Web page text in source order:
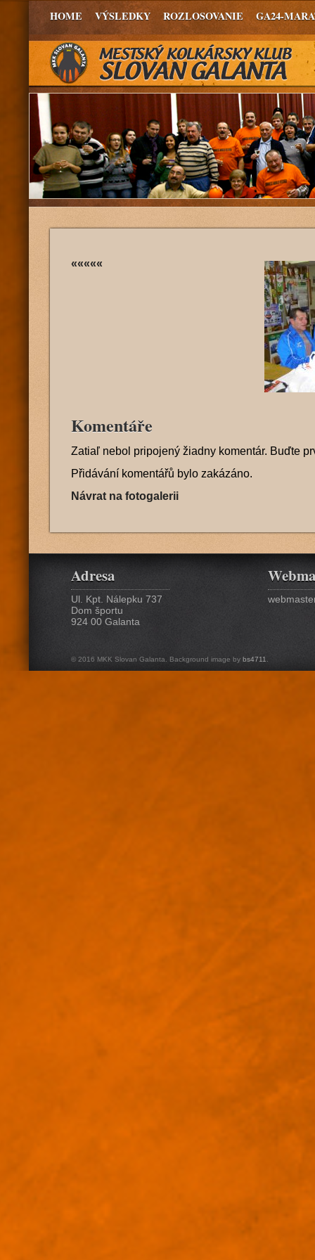
HOME VÝSLEDKY ROZLOSOVANIE GA24-
«««««
Komentáře
Zatiaľ nebol pripojený žiadny komentár. Buďte
Přidávání komentářů bylo zakázáno.
Návrat na fotogalerii
Adresa
Ul. Kpt. Nálepku 737
Dom športu
924 00 Galanta
© 2016 MKK Slovan Galanta. Background image by bs4711